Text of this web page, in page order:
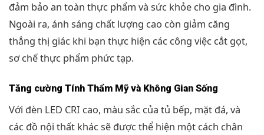
đảm bảo an toàn thực phẩm và sức khỏe cho gia đình.
Ngoài ra, ánh sáng chất lượng cao còn giảm căng
thẳng thị giác khi bạn thực hiện các công việc cắt gọt,
sơ chế thực phẩm phức tạp.
Tăng cường Tính Thẩm Mỹ và Không Gian Sống
Với đèn LED CRI cao, màu sắc của tủ bếp, mặt đá, và
các đồ nội thất khác sẽ được thể hiện một cách chân